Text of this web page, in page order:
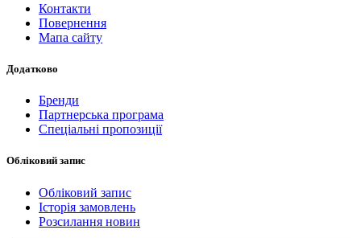
Контакти
Повернення
Мапа сайту
Додатково
Бренди
Партнерська програма
Спеціальні пропозиції
Обліковий запис
Обліковий запис
Історія замовлень
Розсилання новин